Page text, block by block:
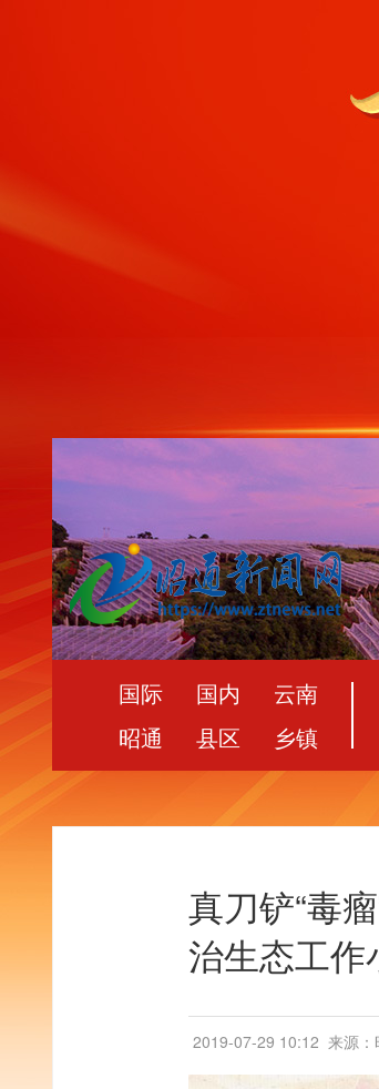
国际 国内
云南
昭通
县区 乡镇
真刀铲“毒
治生态工作
2019-07-29 10:12 来源